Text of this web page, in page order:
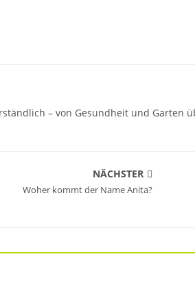
– von Gesundheit und Garten
NÄCHSTER
Woher kommt der Name Anita?